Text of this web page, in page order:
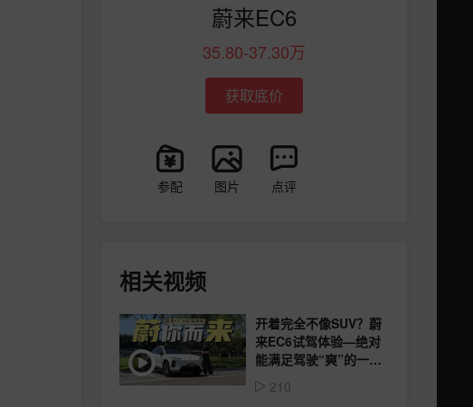
蔚来EC6
35.80-37.30万
获取底价
参配 图片 点评
相关视频
开着完全不像SUV？蔚
来EC6试驾体验—绝对
能满足驾驶“爽”的一台
车
210